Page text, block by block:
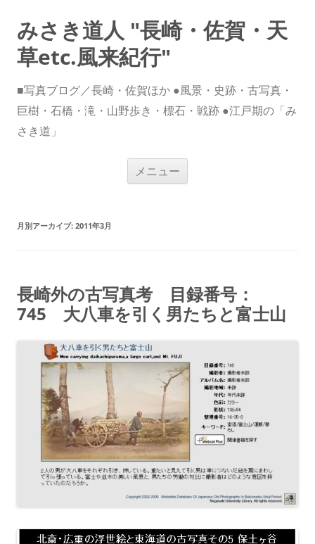
みさき道人 "長崎・佐賀・天
草etc.風来紀行"
■写真ブログ／長崎・佐賀ほか ●風景・史跡・古写真・
巨樹・石橋・滝・山野歩き・標石・戦跡 ●江戸期の「み
さき道」
メニュー
月別アーカイブ: 2011年3月
長崎外の古写真考 目録番号：
745 大八車を引く男たちと富士山